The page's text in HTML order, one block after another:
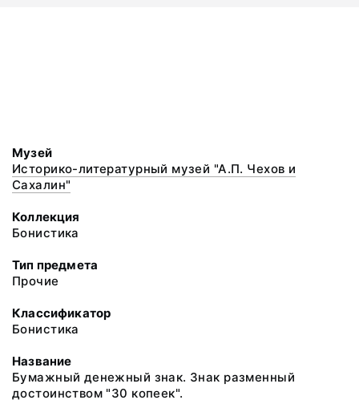
Музей
Историко-литературный музей "А.П. Чехов и
Сахалин"
Коллекция
Бонистика
Тип предмета
Прочие
Классификатор
Бонистика
Название
Бумажный денежный знак. Знак разменный
достоинством "30 копеек".